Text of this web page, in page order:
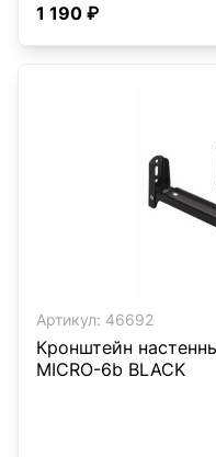
1 190 ₽
Артикул: 46692
Кронштейн
MICRO-6b BLACK